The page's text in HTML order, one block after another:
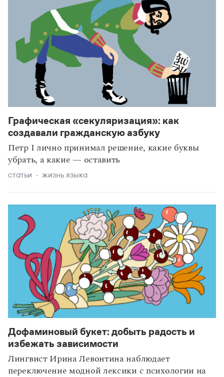
рекомендуем
Графическая «секуляризация»: как
создавали гражданскую азбуку
Петр I лично принимал решение, какие буквы
убрать, а какие — оставить
статьи жизнь языка
Дофаминовый букет: добыть радость и
избежать зависимости
Лингвист Ирина Левонтина наблюдает
переключение модной лексики с психологии на